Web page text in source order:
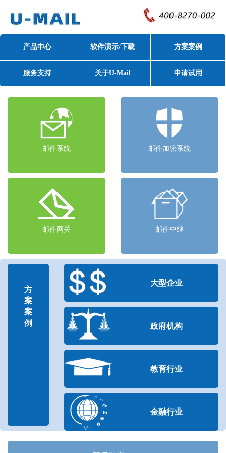
产品中心 软件演示/下载 方案案例
服务支持 关于U-Mail 申请试用
邮件系统 邮件加密系统
邮件网关 邮件中继
方
案
案
例
大型企业
政府机构
教育行业
金融行业